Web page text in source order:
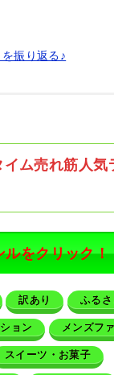
振り返る♪
ム売れ筋人気
ルをクリック！
訳あり ふる
ョン メンズフ
スイーツ・お菓子